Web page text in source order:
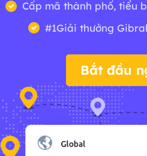
Cấp mã thành phố, tiểu
#1Giải thưởng
Bắt đầu